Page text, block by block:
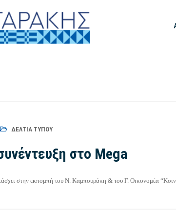
ΔΕΛΤΊΑ ΤΎΠΟΥ
στο Mega
στην εκπομπή του Ν. Καμπουράκη & του Γ. Οικονομέα